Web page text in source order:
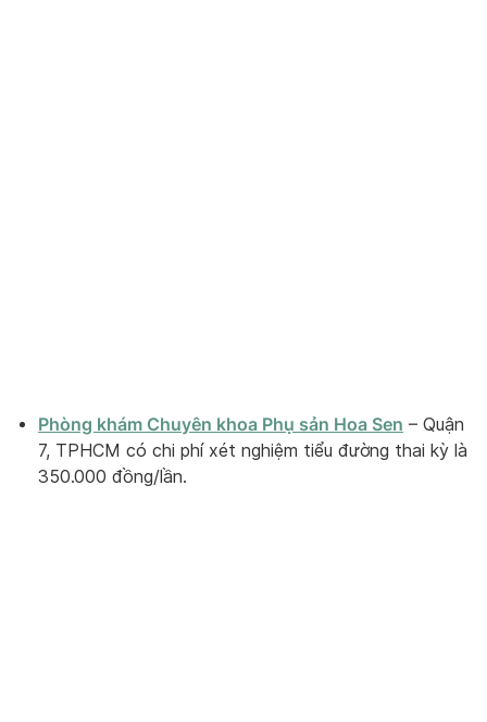
Phòng khám Chuyên khoa Phụ sản Hoa Sen – Quận
7, TPHCM có chi phí xét nghiệm tiểu đường thai kỳ là
350.000 đồng/lần.